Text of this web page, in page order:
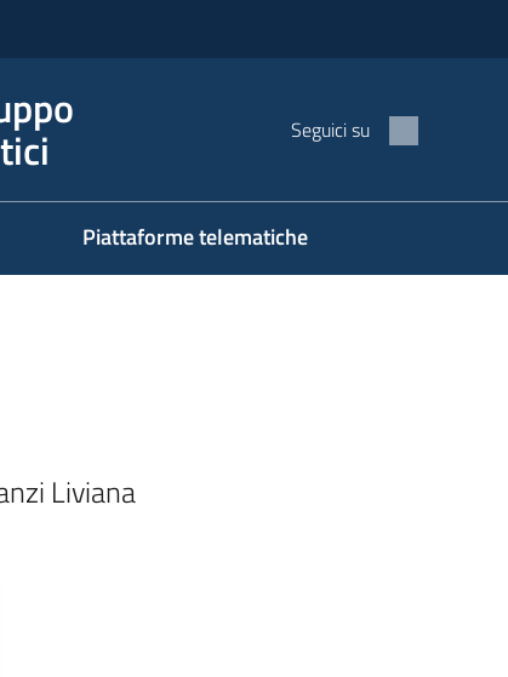
Seguici su
Piattaforme telematiche
Liviana